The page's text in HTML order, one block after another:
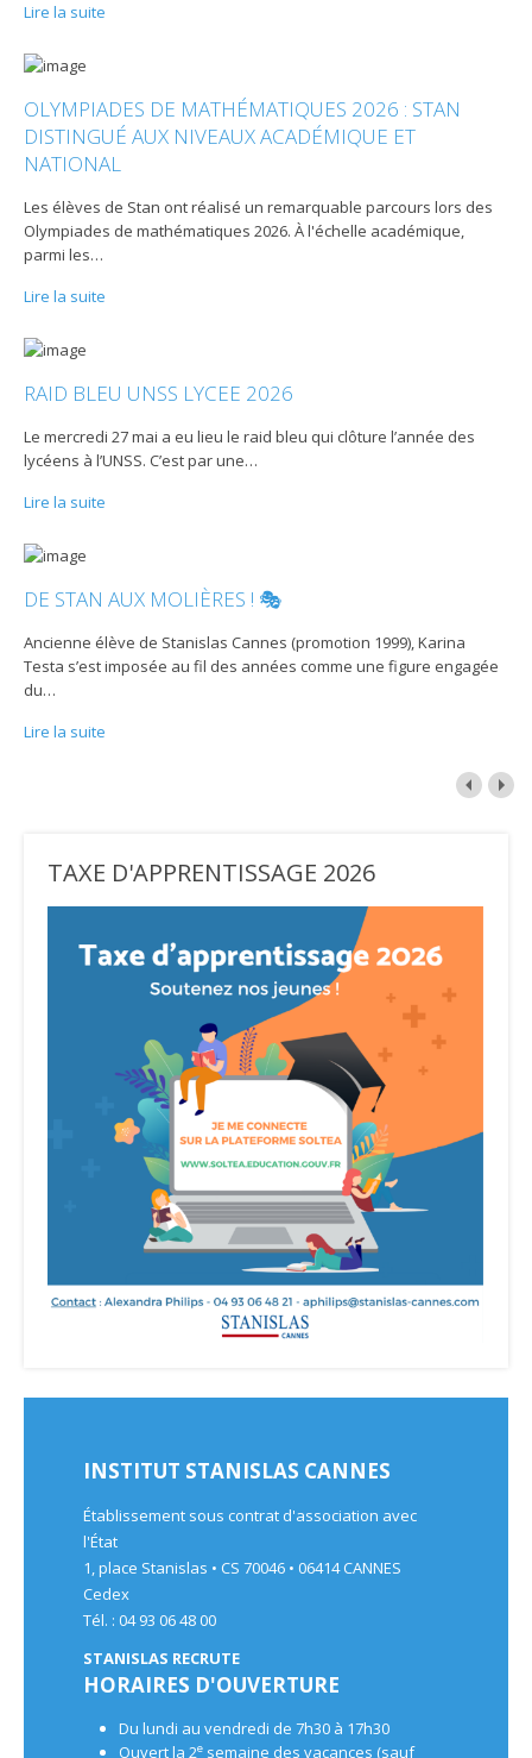
Lire la suite
OLYMPIADES DE MATHÉMATIQUES 2026 : STAN
DISTINGUÉ AUX NIVEAUX ACADÉMIQUE ET
NATIONAL
Les élèves de Stan ont réalisé un remarquable parcours lors des
Olympiades de mathématiques 2026. À l'échelle académique,
parmi les…
Lire la suite
RAID BLEU UNSS LYCEE 2026
Le mercredi 27 mai a eu lieu le raid bleu qui clôture l’année des
lycéens à l’UNSS. C’est par une…
Lire la suite
DE STAN AUX MOLIÈRES ! 🎭
Ancienne élève de Stanislas Cannes (promotion 1999), Karina
Testa s’est imposée au fil des années comme une figure engagée
du…
Lire la suite
TAXE D'APPRENTISSAGE 2026
INSTITUT STANISLAS CANNES
Établissement sous contrat d'association avec
l'État
1, place Stanislas • CS 70046 • 06414 CANNES
Cedex
Tél. : 04 93 06 48 00
STANISLAS RECRUTE
HORAIRES D'OUVERTURE
Du lundi au vendredi de 7h30 à 17h30
Ouvert la 2e semaine des vacances (sauf